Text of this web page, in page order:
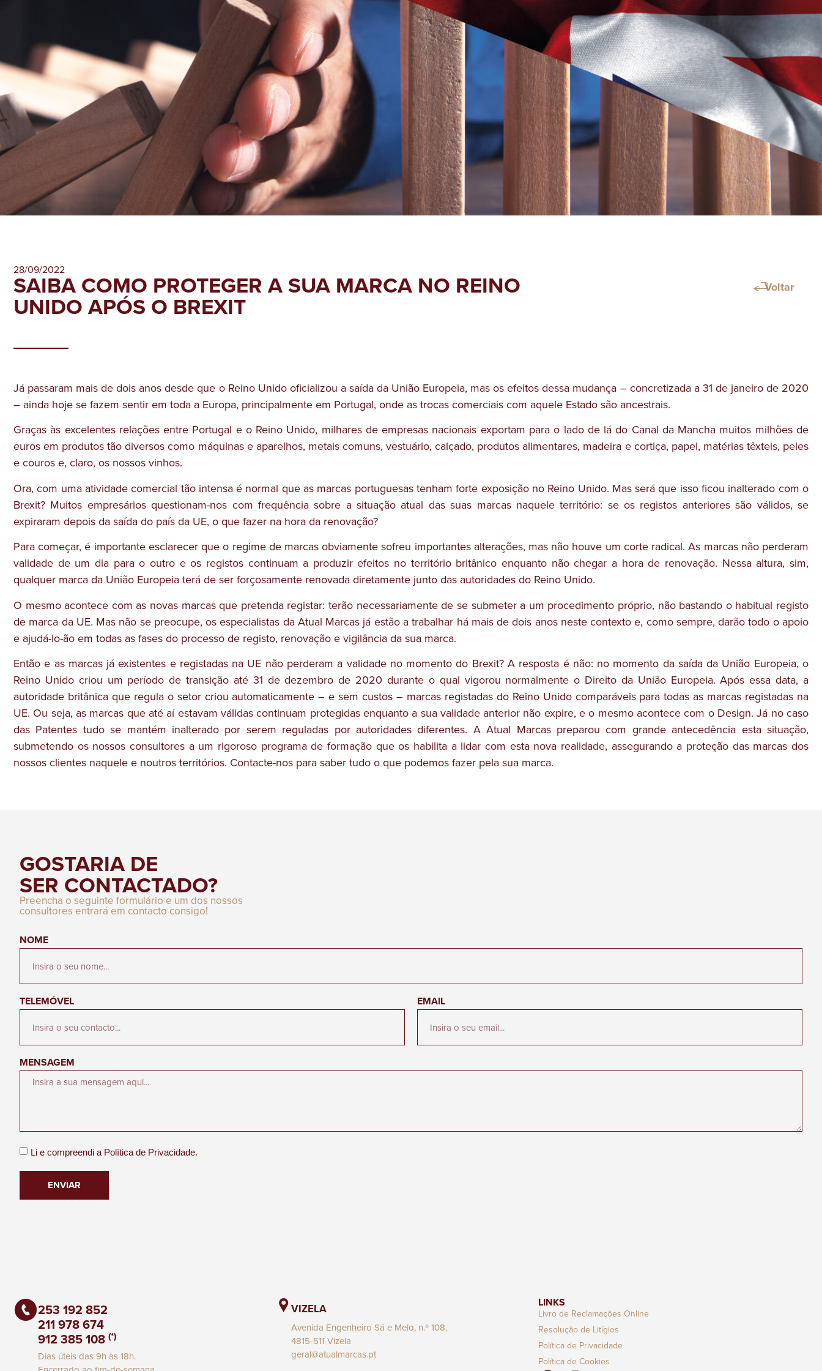
28/09/2022
SAIBA COMO PROTEGER A SUA MARCA NO REINO
UNIDO APÓS O BREXIT
Voltar
Já passaram mais de dois anos desde que o Reino Unido oficializou a saída da União Europeia, mas os efeitos dessa mudança – concretizada a 31 de janeiro de 2020
– ainda hoje se fazem sentir em toda a Europa, principalmente em Portugal, onde as trocas comerciais com aquele Estado são ancestrais.
Graças às excelentes relações entre Portugal e o Reino Unido, milhares de empresas nacionais exportam para o lado de lá do Canal da Mancha muitos milhões de
euros em produtos tão diversos como máquinas e aparelhos, metais comuns, vestuário, calçado, produtos alimentares, madeira e cortiça, papel, matérias têxteis, peles
e couros e, claro, os nossos vinhos.
Ora, com uma atividade comercial tão intensa é normal que as marcas portuguesas tenham forte exposição no Reino Unido. Mas será que isso ficou inalterado com o
Brexit? Muitos empresários questionam-nos com frequência sobre a situação atual das suas marcas naquele território: se os registos anteriores são válidos, se
expiraram depois da saída do país da UE, o que fazer na hora da renovação?
Para começar, é importante esclarecer que o regime de marcas obviamente sofreu importantes alterações, mas não houve um corte radical. As marcas não perderam
validade de um dia para o outro e os registos continuam a produzir efeitos no território britânico enquanto não chegar a hora de renovação. Nessa altura, sim,
qualquer marca da União Europeia terá de ser forçosamente renovada diretamente junto das autoridades do Reino Unido.
O mesmo acontece com as novas marcas que pretenda registar: terão necessariamente de se submeter a um procedimento próprio, não bastando o habitual registo
de marca da UE. Mas não se preocupe, os especialistas da Atual Marcas já estão a trabalhar há mais de dois anos neste contexto e, como sempre, darão todo o apoio
e ajudá-lo-ão em todas as fases do processo de registo, renovação e vigilância da sua marca.
Então e as marcas já existentes e registadas na UE não perderam a validade no momento do Brexit? A resposta é não: no momento da saída da União Europeia, o
Reino Unido criou um período de transição até 31 de dezembro de 2020 durante o qual vigorou normalmente o Direito da União Europeia. Após essa data, a
autoridade britânica que regula o setor criou automaticamente – e sem custos – marcas registadas do Reino Unido comparáveis para todas as marcas registadas na
UE. Ou seja, as marcas que até aí estavam válidas continuam protegidas enquanto a sua validade anterior não expire, e o mesmo acontece com o Design. Já no caso
das Patentes tudo se mantém inalterado por serem reguladas por autoridades diferentes. A Atual Marcas preparou com grande antecedência esta situação,
submetendo os nossos consultores a um rigoroso programa de formação que os habilita a lidar com esta nova realidade, assegurando a proteção das marcas dos
nossos clientes naquele e noutros territórios. Contacte-nos para saber tudo o que podemos fazer pela sua marca.
GOSTARIA DE
SER CONTACTADO?
Preencha o seguinte formulário e um dos nossos
consultores entrará em contacto consigo!
NOME
TELEMÓVEL EMAIL
MENSAGEM
Li e compreendi a Política de Privacidade.
ENVIAR
253 192 852
211 978 674
912 385 108 (*)
Dias úteis das 9h às 18h.
VIZELA
Avenida Engenheiro Sá e Melo, n.º 108,
4815-511 Vizela
geral@atualmarcas.pt
LINKS
Livro de Reclamações Online
Resolução de Litígios
Política de Privacidade
Política de Cookies